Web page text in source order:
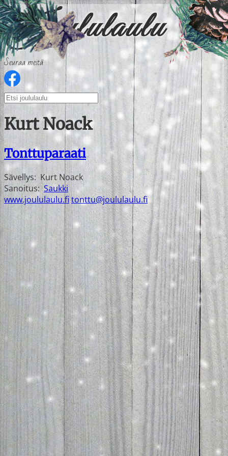
Seuraa meitä
Kurt Noack
Tonttuparaati
Sävellys: Kurt Noack
Sanoitus:Saukki
www.joululaulu.fitonttu@joululaulu.fi